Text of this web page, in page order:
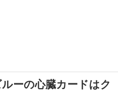
ーの心臓カードはク